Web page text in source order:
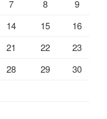
7 8
9
14 15
16
21 22
23
28 29
30